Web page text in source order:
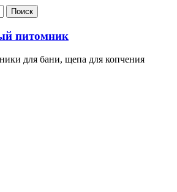
питомник
для бани, щепа для копчения